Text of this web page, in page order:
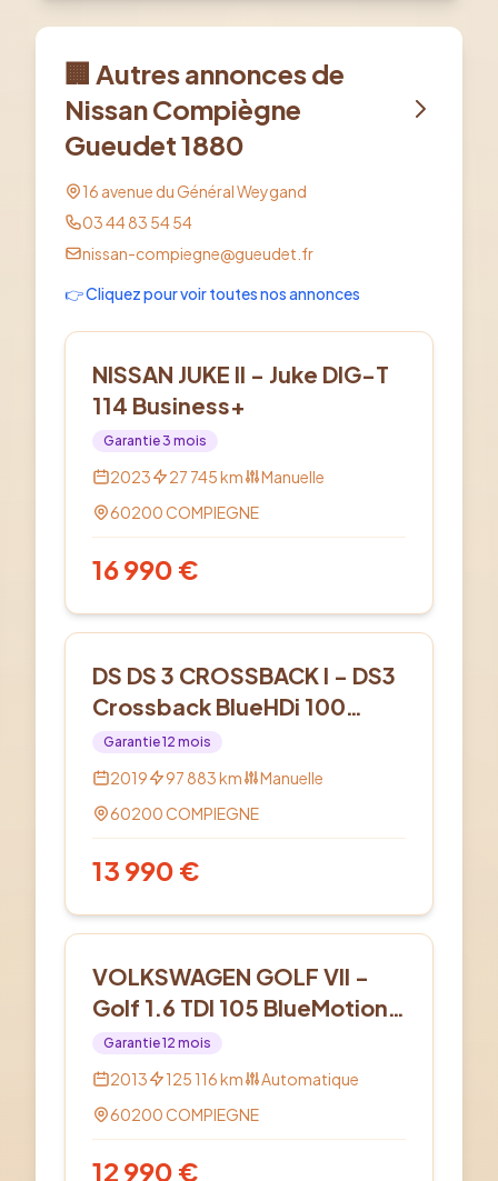
🏢 Autres annonces de
Nissan Compiègne
Gueudet 1880
16 avenue du Général Weygand
03 44 83 54 54
nissan-compiegne@gueudet.fr
👉 Cliquez pour voir toutes nos annonces
NISSAN JUKE II - Juke DIG-T
114 Business+
Garantie3 mois
2023 27 745km
Manuelle
60200COMPIEGNE
16 990 €
DS DS 3 CROSSBACK I - DS3
Crossback BlueHDi 100
BVM6 Chic
Garantie12 mois
2019 97 883km
Manuelle
60200COMPIEGNE
13 990 €
VOLKSWAGEN GOLF VII -
Golf 1.6 TDI 105 BlueMotion
Technology FAP Trendline
DSG7
Garantie12 mois
2013 125 116km
Automatique
60200COMPIEGNE
12 990 €